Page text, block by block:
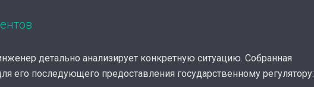
детально анализирует конкретную ситуацию. Собранная
его последующего предоставления государственному регулятору: